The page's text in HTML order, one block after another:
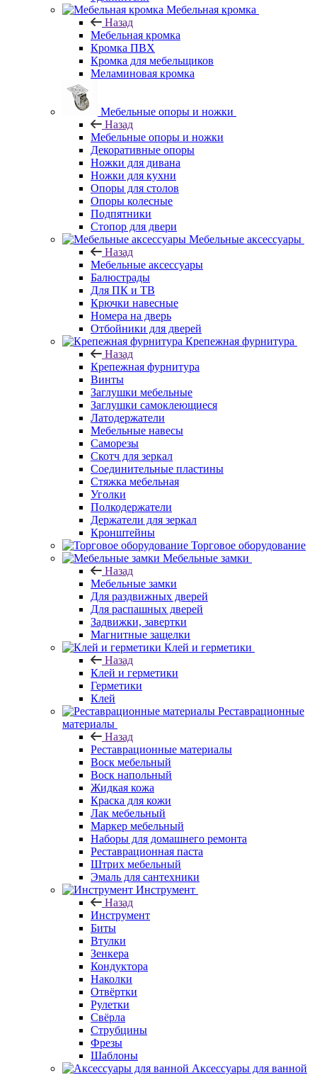
Мебельная кромка
Назад
Мебельная кромка
Кромка ПВХ
Кромка для мебельщиков
Меламиновая кромка
Мебельные опоры и ножки
Назад
Мебельные опоры и ножки
Декоративные опоры
Ножки для дивана
Ножки для кухни
Опоры для столов
Опоры колесные
Подпятники
Стопор для двери
Мебельные аксессуары
Назад
Мебельные аксессуары
Балюстрады
Для ПК и ТВ
Крючки навесные
Номера на дверь
Отбойники для дверей
Крепежная фурнитура
Назад
Крепежная фурнитура
Винты
Заглушки мебельные
Заглушки самоклеющиеся
Латодержатели
Мебельные навесы
Саморезы
Скотч для зеркал
Соединительные пластины
Стяжка мебельная
Уголки
Полкодержатели
Держатели для зеркал
Кронштейны
Торговое оборудование
Мебельные замки
Назад
Мебельные замки
Для раздвижных дверей
Для распашных дверей
Задвижки, завертки
Магнитные защелки
Клей и герметики
Назад
Клей и герметики
Герметики
Клей
Реставрационные
материалы
Назад
Реставрационные материалы
Воск мебельный
Воск напольный
Жидкая кожа
Краска для кожи
Лак мебельный
Маркер мебельный
Наборы для домашнего ремонта
Реставрационная паста
Штрих мебельный
Эмаль для сантехники
Инструмент
Назад
Инструмент
Биты
Втулки
Зенкера
Кондуктора
Наколки
Отвёртки
Рулетки
Свёрла
Струбцины
Фрезы
Шаблоны
Аксессуары для ванной